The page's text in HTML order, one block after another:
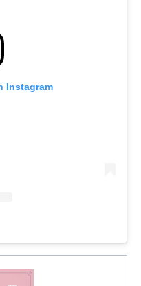
Instagram